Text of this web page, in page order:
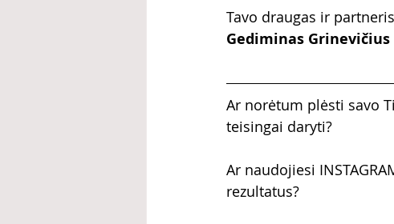
Tavo draugas ir
Gediminas
Ar norėtum plėsti savo
teisingai daryti?
Ar naudojiesi
rezultatus?